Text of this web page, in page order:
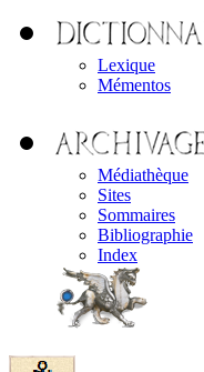
Lexique
Mémentos
Médiathèque
Sites
Sommaires
Bibliographie
Index